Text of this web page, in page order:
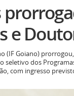
e
(IF Goiano)
seletivo dos
com ingresso